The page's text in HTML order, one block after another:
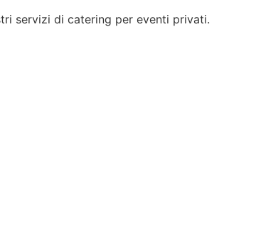
servizi di catering per eventi privati.